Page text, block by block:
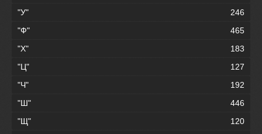
"У"
246
"Ф"
465
"Х"
183
"Ц"
127
"Ч"
192
"Ш"
446
"Щ"
120